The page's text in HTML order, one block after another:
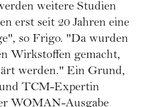
weitere Studien
erst seit 20 Jahren eine
so Frigo. "Da wurden
Wirkstoffen gemacht,
werden." Ein Grund,
TCM-Expertin
WOMAN-Ausgabe